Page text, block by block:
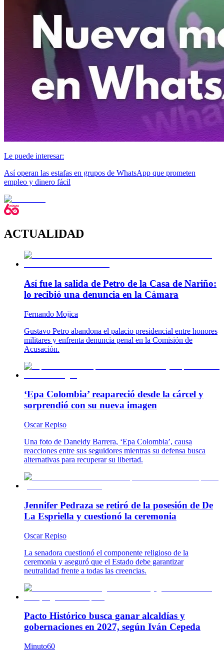
Le puede interesar:
Así operan las estafas en grupos de WhatsApp que prometen
empleo y dinero fácil
ACTUALIDAD
Así fue la salida de Petro de la Casa de Nariño:
lo recibió una denuncia en la Cámara
Fernando Mojica
Gustavo Petro abandona el palacio presidencial entre honores
militares y enfrenta denuncia penal en la Comisión de
Acusación.
‘Epa Colombia’ reapareció desde la cárcel y
sorprendió con su nueva imagen
Oscar Repiso
Una foto de Daneidy Barrera, ‘Epa Colombia’, causa
reacciones entre sus seguidores mientras su defensa busca
alternativas para recuperar su libertad.
Jennifer Pedraza se retiró de la posesión de De
La Espriella y cuestionó la ceremonia
Oscar Repiso
La senadora cuestionó el componente religioso de la
ceremonia y aseguró que el Estado debe garantizar
neutralidad frente a todas las creencias.
Pacto Histórico busca ganar alcaldías y
gobernaciones en 2027, según Iván Cepeda
Minuto60